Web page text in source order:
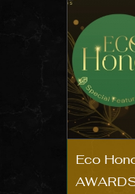
Eco